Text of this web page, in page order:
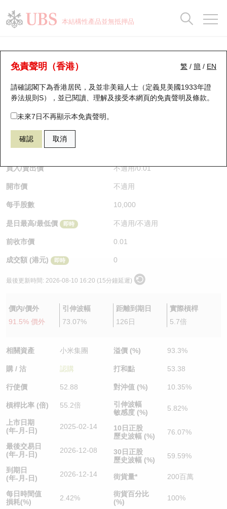
本結構性產品並無抵押品
繁 / 簡 / EN
免責聲明（香港）
請確認閣下為香港居民，及並非美籍人士（定義見美國1933年證
券法規則S），並已閱讀、理解及接受本網頁的免責聲明及條款。
未來7日不再顯示本免責聲明。
確認 取消
認股證分析儀
表現 街貨統計 比較
13630 瑞銀認購 1810 小米集團
$0.01 即時
買入/賣出價 不適用/0.01
開市價 不適用
每手股數 10,000
是日最高/最低價 即時 不適用/不適用
前收市價 0.01
成交額 (港元) 即時 0
最後更新時間: 2026-08-10 16:20 (15分鐘延遲)
價內/價外
91.5% 價外
引伸波幅
73.07%
距離到期日
126日
實際槓桿
5.7倍
相關資產 小米集團
購 / 沽 認購
行使價 52.88
槓桿比率 (倍) 55.2倍
上市日期
(年-月-日)
2025-02-14
最後交易日
(年-月-日)
2026-12-08
到期日
(年-月-日)
2026-12-14
每日時間值
損耗(%)
2.42%
溢價 (%) 93.3%
打和點 53.38
對沖值 (%) 10.35%
引伸波幅
敏感度 (%)
5.82%
10日正股
歷史波幅 (%)
76.07%
30日正股
歷史波幅 (%)
59.59%
街貨量* 200百萬
街貨百分比
(%)
100%
瑞銀認股證一覽
新發行瑞銀認股證
即將到期認股證
認股證到期結算價查詢
認股證分析儀
認股證速算機
認股證/牛熊證日誌
認股證文件及公告
街貨統計
比較
牛熊全景快搜
牛熊證搜尋
牛熊證街貨分佈圖
正股牛熊證列表
新發行瑞銀牛熊證
已收回牛熊證剩餘價值
牛熊證到期結算價查詢
牛熊證分析儀
街貨統計
比較
十大升幅/跌幅
十大認股證成交分佈
十天股證佔大市成交
資金流
街貨統計
三十大平均引伸波幅
正股分析儀
二十大活躍股份
恒指成份股
國指成份股
科指成份股
相關資產沽空
中資ETFs溢價比較
AH 股價對照
持股比重
顯示所有持股比重
每月輪證大市專題
輪證專欄
講座及教育短片
認股證投資者教育
牛熊證投資者教育
認股證牛熊證常問問題